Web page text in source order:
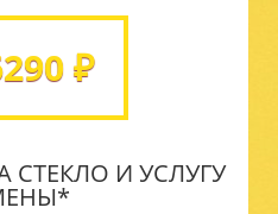
₽
СТЕКЛО И УСЛУГУ